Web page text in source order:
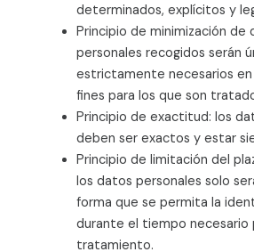
determinados, explícitos y
Principio de minimización de
personales recogidos serán
estrictamente necesarios en
fines para los que son
Principio de exactitud: los
deben ser exactos y estar
Principio de limitación del
los datos personales solo
forma que se permita la
durante el tiempo necesario
tratamiento.